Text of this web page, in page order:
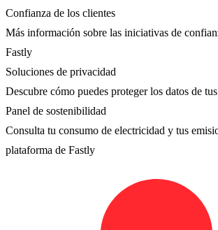
Confianza de los clientes
Más información sobre las iniciativas de
Fastly
Soluciones de privacidad
Descubre cómo puedes proteger los datos de
Panel de sostenibilidad
Consulta tu consumo de electricidad y tus
plataforma de Fastly